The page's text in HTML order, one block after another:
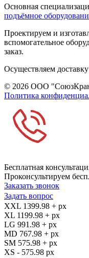
Основная
подъёмное
Проектируем и
вспомогательное
заказ.
Осуществляем
© 2026 ООО
Политика
Бесплатная
Проконсультируем
Заказать звонок
Задать вопрос
XXL 1399.98 + px
XL 1199.98 + px
LG 991.98 + px
MD 767.98 + px
SM 575.98 + px
XS - 575.98 px